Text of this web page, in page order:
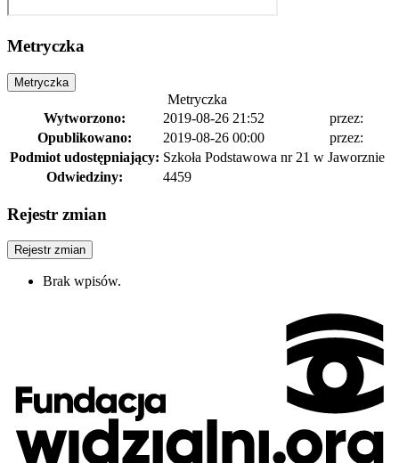
Metryczka
Metryczka
Metryczka
Wytworzono:
2019-08-26 21:52
przez:
Opublikowano:
2019-08-26 00:00
przez:
Podmiot udostępniający: Szkoła Podstawowa nr 21 w Jaworznie
Odwiedziny:
4459
Rejestr zmian
Rejestr zmian
Brak wpisów.